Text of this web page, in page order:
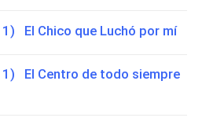
El Chico que Luchó por mí
1) El Centro de todo siempre